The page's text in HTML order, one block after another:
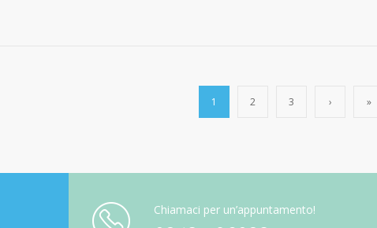
1 2 3 › »
Chiamaci per un’appuntamento!